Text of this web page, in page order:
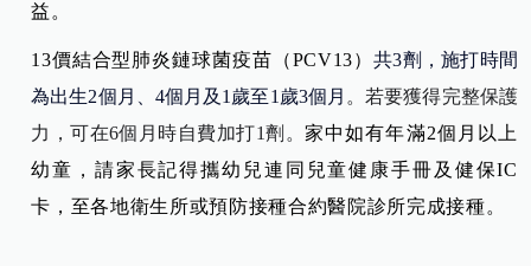
益。
13價結合型肺炎鏈球菌疫苗（PCV13）共3劑，施打時間
為出生2個月、 4個月及 1 歲至1 歲3個月 。若要獲得完整保護
力，可在6個月時自費加打1劑。 家中如有年滿2個月以上
幼童，請家長記得攜幼兒連同兒童健康手冊及健保IC
卡，至各地衛生所或預防接種合約醫院診所完成接種。